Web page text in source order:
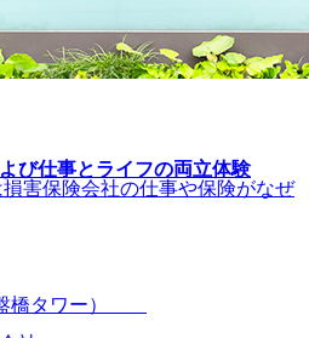
び仕事とライフの両立体験
損害保険会社の仕事や保険がなぜ
盤橋タワー）